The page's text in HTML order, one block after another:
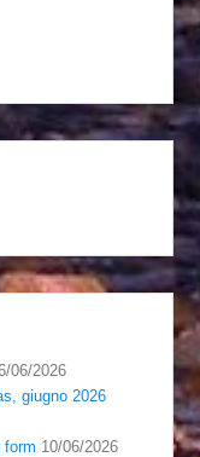
06/2026
giugno 2026
form 10/06/2026